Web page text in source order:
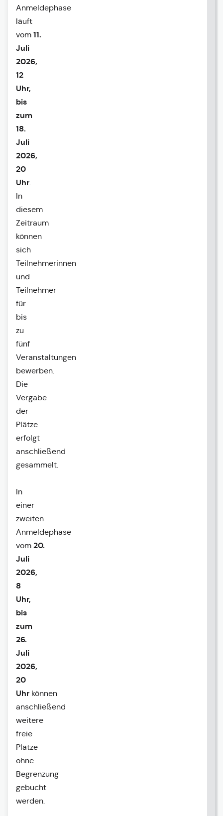
Anmeldephase
läuft
vom 11.
Juli
2026,
12
Uhr,
bis
zum
18.
Juli
2026,
20
Uhr.
In
diesem
Zeitraum
können
sich
Teilnehmerinnen
und
Teilnehmer
für
bis
zu
fünf
Veranstaltungen
bewerben.
Die
Vergabe
der
Plätze
erfolgt
anschließend
gesammelt.
In
einer
zweiten
Anmeldephase
vom 20.
Juli
2026,
8
Uhr,
bis
zum
26.
Juli
2026,
20
Uhr können
anschließend
weitere
freie
Plätze
ohne
Begrenzung
gebucht
werden.